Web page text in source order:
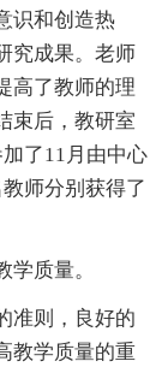
识和创造热
究成果。老师
高了教师的理
束后，教研室
了11月由中心
师分别获得了
质量。
准则，良好的
教学质量的重